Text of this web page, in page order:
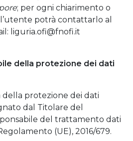
; per ogni chiarimento o
potrà contattarlo al
liguria.ofi@fnofi.it
della protezione dei dati
della protezione dei dati
dal Titolare del
del trattamento dati
(UE), 2016/679.